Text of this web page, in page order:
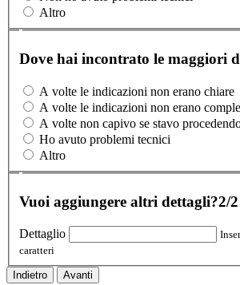
Altro
Dove hai incontrato le maggiori
A volte le indicazioni non erano chiare
A volte le indicazioni non erano
A volte non capivo se stavo
Ho avuto problemi tecnici
Altro
Vuoi aggiungere altri dettagli?2/2
Dettaglio
caratteri
Indietro Avanti